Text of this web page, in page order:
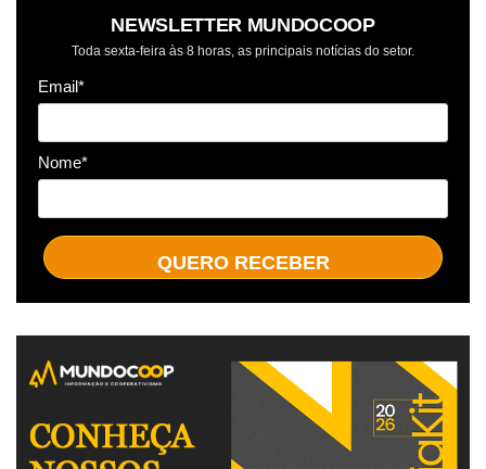
NEWSLETTER MUNDOCOOP
Toda sexta-feira às 8 horas, as principais notícias do setor.
Email*
Nome*
QUERO RECEBER